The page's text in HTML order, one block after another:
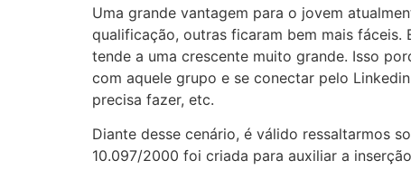
Uma grande vantagem para o jovem
qualificação, outras ficaram bem mais
tende a uma crescente muito grande. Isso
com aquele grupo e se conectar pelo
precisa fazer, etc.
Diante desse cenário, é válido ressaltarmos
10.097/2000 foi criada para auxiliar a